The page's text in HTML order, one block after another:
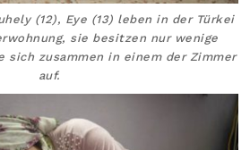
(12), Eye (13) leben in der Türkei
sie besitzen nur wenige
sich zusammen in einem der Zimmer
auf.